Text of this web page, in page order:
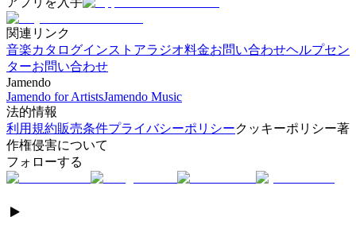
関連リンク
音楽カタログインストアラジオ料金お問い合わせヘルプセン
ターお問い合わせ
Jamendo
Jamendo for ArtistsJamendo Music
法的情報
利用規約販売条件プライバシーポリシークッキーポリシー著
作権侵害について
フォローする